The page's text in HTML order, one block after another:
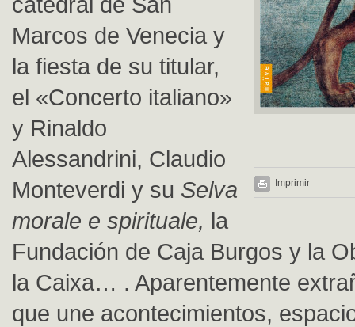
Imprimir
Marcos de Venecia y
la fiesta de su titular,
el «Concerto italiano»
y Rinaldo
Alessandrini, Claudio
Monteverdi y su Selva
morale e spirituale, la
Fundación de Caja Burgos y la
la Caixa… . Aparentemente
que une acontecimientos,